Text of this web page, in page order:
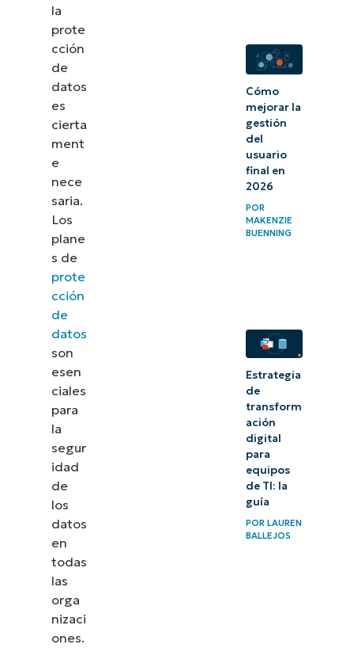
la
prote
cción
de
datos
es
cierta
ment
e
nece
saria.
Los
plane
s de
prote
cción
de
datos
son
esen
ciales
para
la
segur
idad
de
los
datos
en
todas
las
orga
nizaci
ones.
Cómo
mejorar la
gestión
del
usuario
final en
2026
POR
MAKENZIE
BUENNING
Estrategia
de
transform
ación
digital
para
equipos
de TI: la
guía
PORLAUREN
BALLEJOS